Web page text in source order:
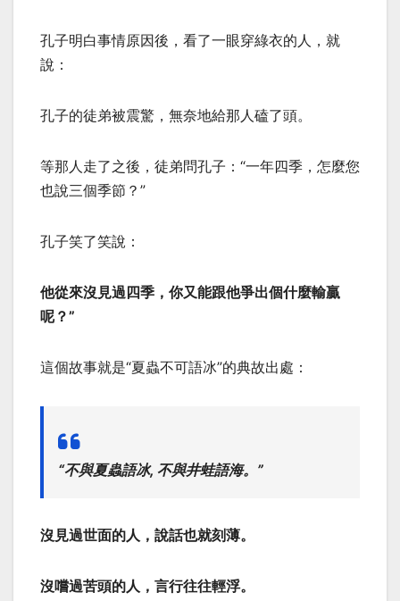
孔子明白事情原因後，看了一眼穿綠衣的人，就
說：
孔子的徒弟被震驚，無奈地給那人磕了頭。
等那人走了之後，徒弟問孔子：“一年四季，怎麼您
也說三個季節？”
孔子笑了笑說：
他從來沒見過四季，你又能跟他爭出個什麼輸贏
呢？”
這個故事就是“夏蟲不可語冰”的典故出處：
“不與夏蟲語冰, 不與井蛙語海。”
沒見過世面的人，說話也就刻薄。
沒嚐過苦頭的人，言行往往輕浮。